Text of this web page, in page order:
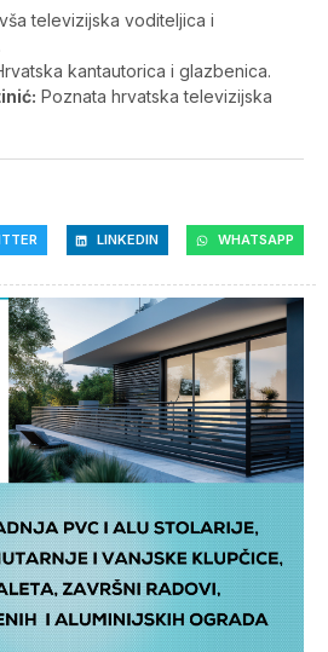
televizijska voditeljica i
kantautorica i glazbenica.
Poznata hrvatska televizijska
LINKEDIN WHATSAPP